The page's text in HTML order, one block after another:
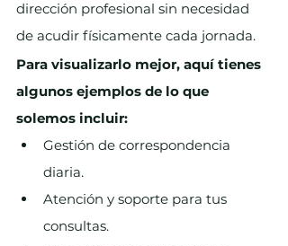
dirección profesional sin necesidad
de acudir físicamente cada jornada.
Para visualizarlo mejor, aquí tienes
algunos ejemplos de lo que
solemos incluir:
Gestión de correspondencia
diaria.
Atención y soporte para tus
consultas.